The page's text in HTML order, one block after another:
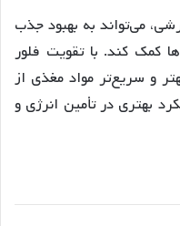
می‌تواند به بهبود جذب
کمک کند. با تقویت فلور
و سریع‌تر مواد مغذی از
بهتری در تأمین انرژی و